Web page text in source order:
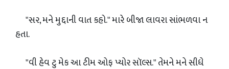
"સર, મને મુદ્દાની વાત કહો." મારે બીજા લાવરા સાંભળવા ન
હતા.
"વી હેવ ટુ મેક આ ટીમ ઓફ પ્યોર સૉલ્સ." તેમને મને સીધે